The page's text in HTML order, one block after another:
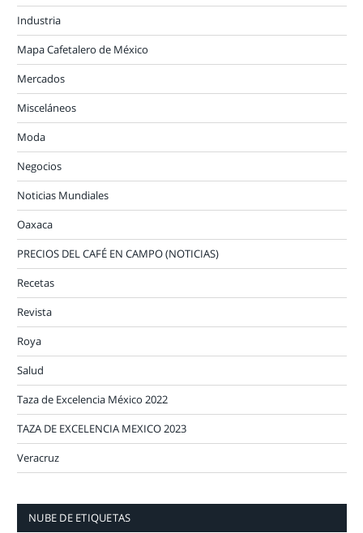
Industria
Mapa Cafetalero de México
Mercados
Misceláneos
Moda
Negocios
Noticias Mundiales
Oaxaca
PRECIOS DEL CAFÉ EN CAMPO (NOTICIAS)
Recetas
Revista
Roya
Salud
Taza de Excelencia México 2022
TAZA DE EXCELENCIA MEXICO 2023
Veracruz
NUBE DE ETIQUETAS